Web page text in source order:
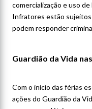
comercialização e uso
Infratores estão sujeitos
podem responder
Guardião da Vida
Com o início das férias
ações do Guardião da